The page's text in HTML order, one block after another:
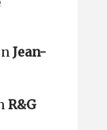
Jean-
R&G